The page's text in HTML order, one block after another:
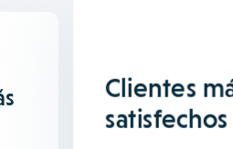
Clientes
satisfechos